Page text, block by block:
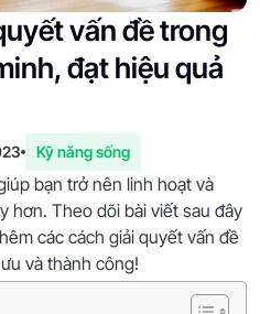
vấn đề trong
đạt hiệu quả
Kỹ năng sống
bạn trở nên linh hoạt và
hơn. Theo dõi bài viết sau đây
các cách giải quyết vấn đề
và thành công!